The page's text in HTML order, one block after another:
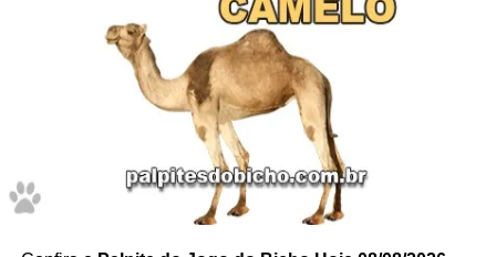
Grupo 12 / dezenas45 – 46
47– 48
1047 – 8547 – 6347 – 1847
2
PALPITE DA MANHÃ PALPITE DA TARDE
PALPITE DA NOITE
Resumo dos palpites de hoje –